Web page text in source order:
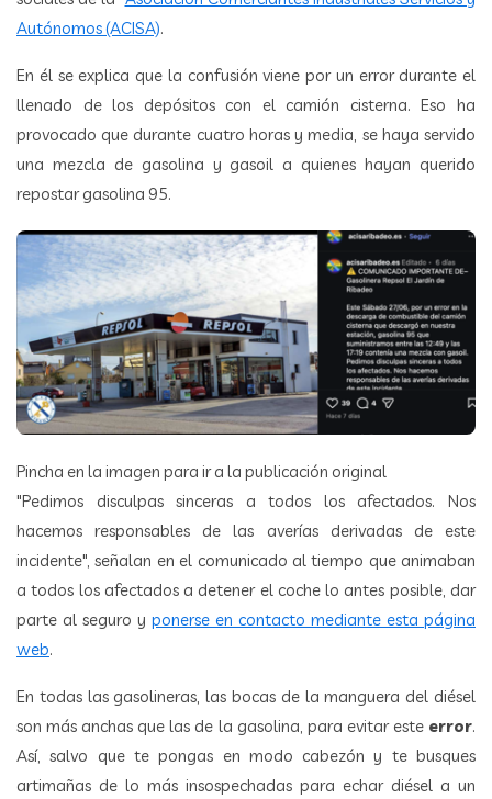
Autónomos (ACISA).
En él se explica que la confusión viene por un error durante el
llenado de los depósitos con el camión cisterna. Eso ha
provocado que durante cuatro horas y media, se haya servido
una mezcla de gasolina y gasoil a quienes hayan querido
repostar gasolina 95.
Pincha en la imagen para ir a la publicación original
"Pedimos disculpas sinceras a todos los afectados. Nos
hacemos responsables de las averías derivadas de este
incidente", señalan en el comunicado al tiempo que animaban
a todos los afectados a detener el coche lo antes posible, dar
parte al seguro y ponerse en contacto mediante esta página
web.
En todas las gasolineras, las bocas de la manguera del diésel
son más anchas que las de la gasolina, para evitar este error.
Así, salvo que te pongas en modo cabezón y te busques
artimañas de lo más insospechadas para echar diésel a un